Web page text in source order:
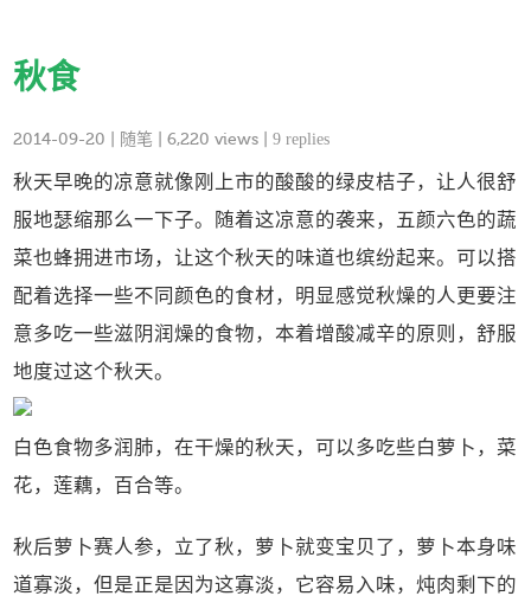
秋食
2014-09-20 随笔 | 6,220 views |9 replies
秋天早晚的凉意就像刚上市的酸酸的绿皮桔子，让人很舒
服地瑟缩那么一下子。随着这凉意的袭来，五颜六色的蔬
菜也蜂拥进市场，让这个秋天的味道也缤纷起来。可以搭
配着选择一些不同颜色的食材，明显感觉秋燥的人更要注
意多吃一些滋阴润燥的食物，本着增酸减辛的原则，舒服
地度过这个秋天。
白色食物多润肺，在干燥的秋天，可以多吃些白萝卜，菜
花，莲藕，百合等。
秋后萝卜赛人参，立了秋，萝卜就变宝贝了，萝卜本身味
道寡淡，但是正是因为这寡淡，它容易入味，炖肉剩下的